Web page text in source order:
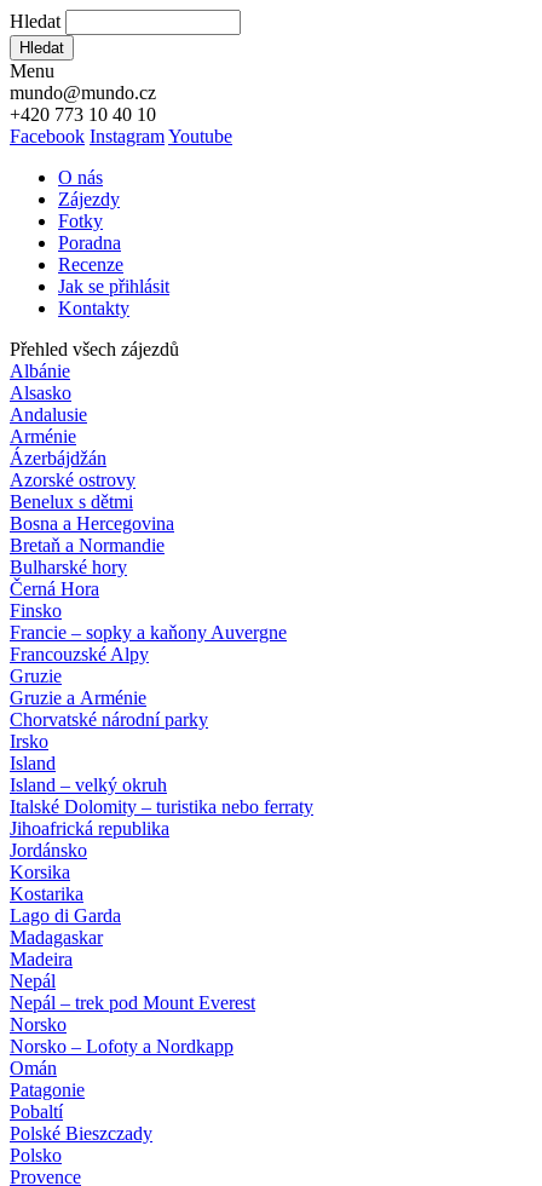
Hledat
Hledat
Menu
mundo@mundo.cz
+420 773 10 40 10
Facebook InstagramYoutube
O nás
Zájezdy
Fotky
Poradna
Recenze
Jak se přihlásit
Kontakty
Přehled všech zájezdů
Albánie
Alsasko
Andalusie
Arménie
Ázerbájdžán
Azorské ostrovy
Benelux s dětmi
Bosna a Hercegovina
Bretaň a Normandie
Bulharské hory
Černá Hora
Finsko
Francie – sopky a kaňony Auvergne
Francouzské Alpy
Gruzie
Gruzie a Arménie
Chorvatské národní parky
Irsko
Island
Island – velký okruh
Italské Dolomity – turistika nebo ferraty
Jihoafrická republika
Jordánsko
Korsika
Kostarika
Lago di Garda
Madagaskar
Madeira
Nepál
Nepál – trek pod Mount Everest
Norsko
Norsko – Lofoty a Nordkapp
Omán
Patagonie
Pobaltí
Polské Bieszczady
Polsko
Provence